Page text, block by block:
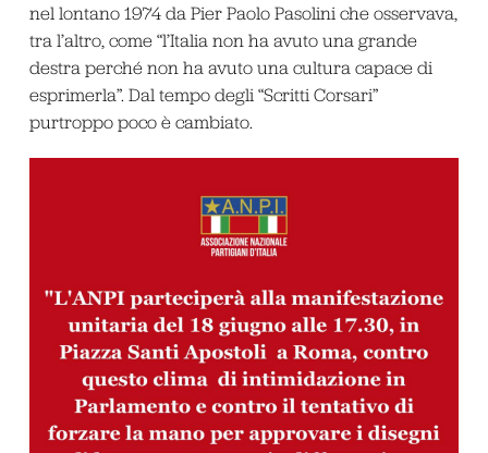
nel lontano 1974 da Pier Paolo Pasolini che osservava,
tra l’altro, come “l’Italia non ha avuto una grande
destra perché non ha avuto una cultura capace di
esprimerla”. Dal tempo degli “Scritti Corsari”
purtroppo poco è cambiato.